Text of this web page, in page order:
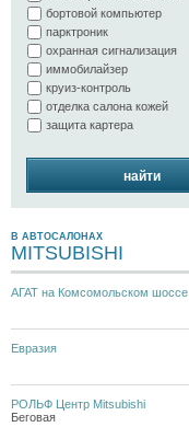
бортовой компьютер
парктроник
охранная сигнализация
иммобилайзер
круиз-контроль
отделка салона кожей
защита картера
найти
В АВТОСАЛОНАХ
MITSUBISHI
АГАТ на Комсомольском шоссе
Евразия
РОЛЬФ Центр Mitsubishi
Беговая